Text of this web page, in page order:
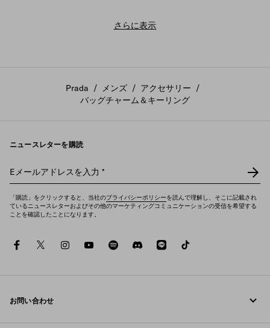
さらに表示
Prada / メンズ / アクセサリー /
バッグチャーム＆キーリング
ニュースレターを購読
Eメールアドレスを入力 *
「購読」をクリックすると、当社のプライバシーポリシーを読んで理解し、そこに記載され
ているニュースレターおよびその他のマーケティングコミュニケーションの受信を希望する
ことを確認したことになります。
facebooktwitterinstagramyoutubespotifydiscord
line
お問い合わせ